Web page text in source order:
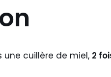
cuillère de miel, 2